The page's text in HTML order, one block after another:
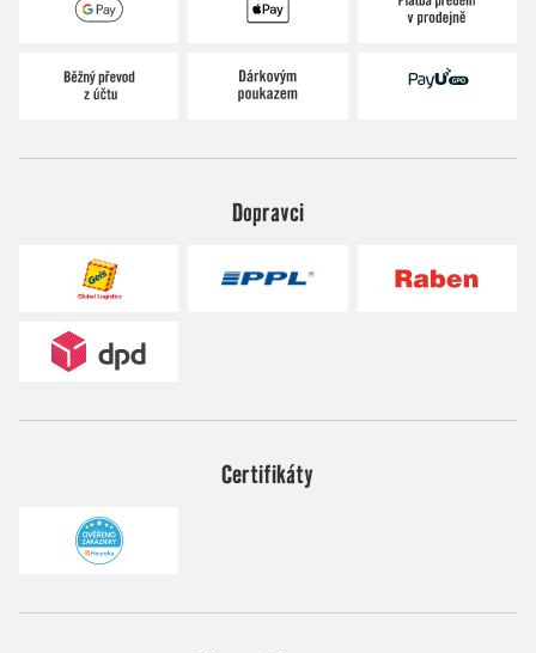
Dopravci
Certifikáty